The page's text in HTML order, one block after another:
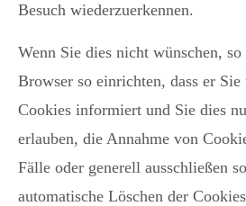
Besuch wiederzuerkennen.
Wenn Sie dies nicht wünschen,
Browser so einrichten, dass er Sie
Cookies informiert und Sie dies
erlauben, die Annahme von
Fälle oder generell ausschließen
automatische Löschen der